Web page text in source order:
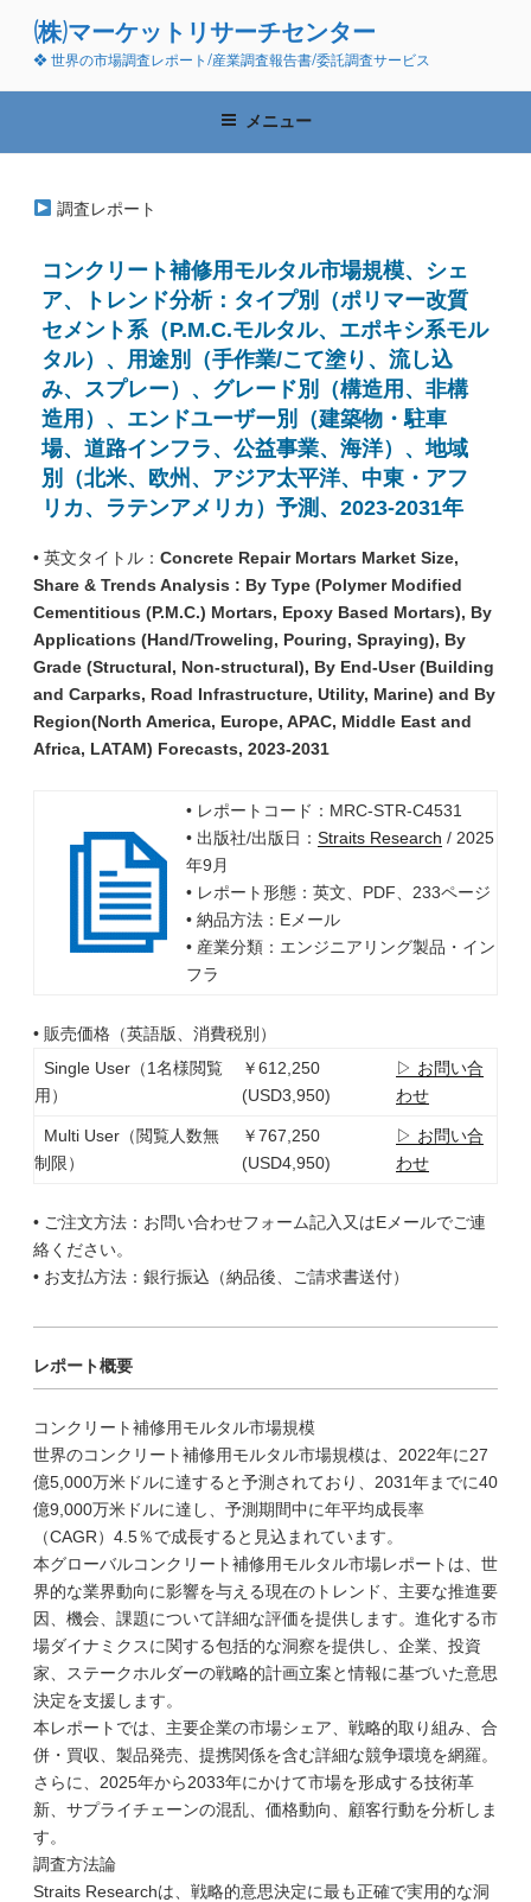
ン
(株)マーケットリサーチセンター
❖ 世界の市場調査レポート/産業調査報告書/委託調査サービス
メニュー
調査レポート
コンクリート補修用モルタル市場規模、シェ
ア、トレンド分析：タイプ別（ポリマー改質
セメント系（P.M.C.モルタル、エポキシ系モル
タル）、用途別（手作業/こて塗り、流し込
み、スプレー）、グレード別（構造用、非構
造用）、エンドユーザー別（建築物・駐車
場、道路インフラ、公益事業、海洋）、地域
別（北米、欧州、アジア太平洋、中東・アフ
リカ、ラテンアメリカ）予測、2023-2031年
• 英文タイトル： Concrete Repair Mortars Market Size,
Share & Trends Analysis : By Type (Polymer Modified
Cementitious (P.M.C.) Mortars, Epoxy Based Mortars), By
Applications (Hand/Troweling, Pouring, Spraying), By
Grade (Structural, Non-structural), By End-User (Building
and Carparks, Road Infrastructure, Utility, Marine) and By
Region(North America, Europe, APAC, Middle East and
Africa, LATAM) Forecasts, 2023-2031
• レポートコード：MRC-STR-C4531
• 出版社/出版日： Straits Research / 2025
年9月
• レポート形態：英文、PDF、233ページ
• 納品方法：Eメール
• 産業分類：エンジニアリング製品・イン
フラ
• 販売価格（英語版、消費税別）
Single User（1名様閲覧
用）
￥612,250
(USD3,950)
▷ お問い合
わせ
Multi User（閲覧人数無
制限）
￥767,250
(USD4,950)
▷ お問い合
わせ
• ご注文方法：お問い合わせフォーム記入又はEメールでご連
絡ください。
• お支払方法：銀行振込（納品後、ご請求書送付）
レポート概要
コンクリート補修用モルタル市場規模
世界のコンクリート補修用モルタル市場規模は、2022年に27
億5,000万米ドルに達すると予測されており、2031年までに40
億9,000万米ドルに達し、予測期間中に年平均成長率
（CAGR）4.5％で成長すると見込まれています。
本グローバルコンクリート補修用モルタル市場レポートは、世
界的な業界動向に影響を与える現在のトレンド、主要な推進要
因、機会、課題について詳細な評価を提供します。進化する市
場ダイナミクスに関する包括的な洞察を提供し、企業、投資
家、ステークホルダーの戦略的計画立案と情報に基づいた意思
決定を支援します。
本レポートでは、主要企業の市場シェア、戦略的取り組み、合
併・買収、製品発売、提携関係を含む詳細な競争環境を網羅。
さらに、2025年から2033年にかけて市場を形成する技術革
新、サプライチェーンの混乱、価格動向、顧客行動を分析しま
す。
調査方法論
Straits Researchは、戦略的意思決定に最も正確で実用的な洞